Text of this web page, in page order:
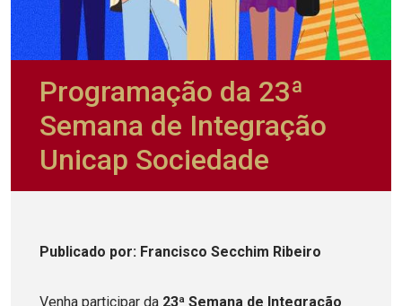
Programação da 23ª
Semana de Integração
Unicap Sociedade
Publicado por: Francisco Secchim Ribeiro
Venha participar da 23ª Semana de Integração